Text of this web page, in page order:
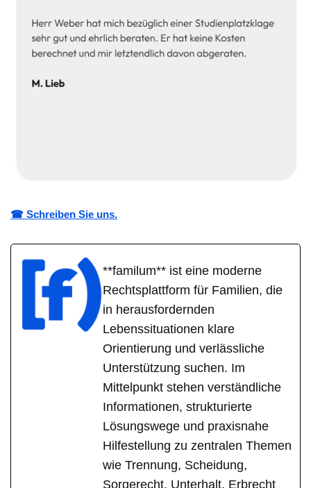
☎ Schreiben Sie uns.
**familum** ist eine moderne
Rechtsplattform für Familien, die
in herausfordernden
Lebenssituationen klare
Orientierung und verlässliche
Unterstützung suchen. Im
Mittelpunkt stehen verständliche
Informationen, strukturierte
Lösungswege und praxisnahe
Hilfestellung zu zentralen Themen
wie Trennung, Scheidung,
Sorgerecht, Unterhalt, Erbrecht